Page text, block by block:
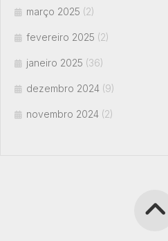
março 2025 (2)
fevereiro 2025 (2)
janeiro 2025 (36)
dezembro 2024 (9)
novembro 2024 (2)